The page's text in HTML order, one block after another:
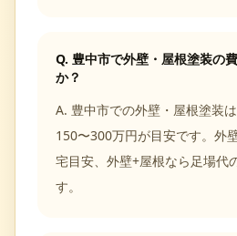
Q. 豊中市で外壁・屋根塗装の
か？
A. 豊中市での外壁・屋根塗装
150〜300万円が目安です。外
宅目安、外壁+屋根なら足場代
す。